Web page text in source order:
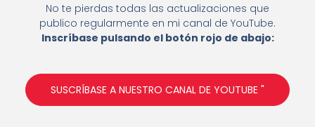
No te pierdas todas las actualizaciones que
publico regularmente en mi canal de YouTube.
Inscríbase pulsando el botón rojo de abajo:
SUSCRÍBASE A NUESTRO CANAL DE YOUTUBE "